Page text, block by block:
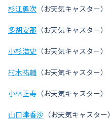
杉江勇次 （お天気キャスター）
多胡安那 （お天気キャスター）
小杉浩史 （お天気キャスター）
村木祐輔 （お天気キャスター）
小林正寿 （お天気キャスター）
山口津香沙 （お天気キャスター）